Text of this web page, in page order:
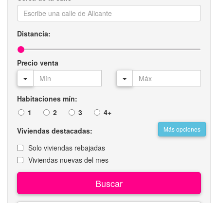
Distancia:
Precio venta
Habitaciones mín:
1
2 3 4+
Más opciones
Viviendas destacadas:
Solo viviendas rebajadas
Viviendas nuevas del mes
Buscar